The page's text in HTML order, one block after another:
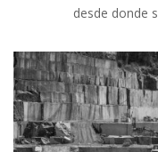
desde donde